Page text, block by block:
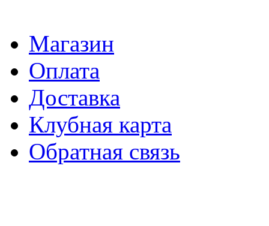
Магазин
Оплата
Доставка
Клубная карта
Обратная связь